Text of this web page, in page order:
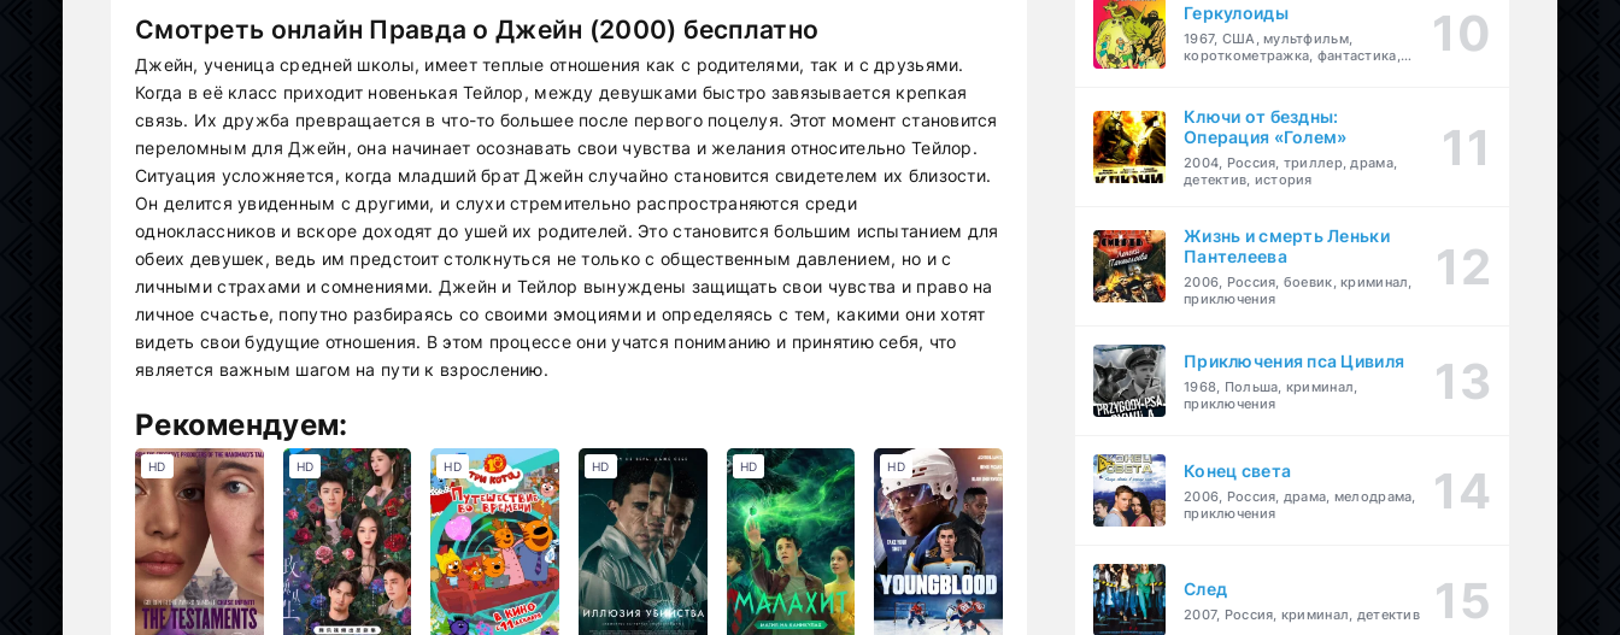
Смотреть онлайн Правда о Джейн (2000) бесплатно
Джейн, ученица средней школы, имеет теплые отношения как с родителями, так и с друзьями.
Когда в её класс приходит новенькая Тейлор, между девушками быстро завязывается крепкая
связь. Их дружба превращается в что-то большее после первого поцелуя. Этот момент становится
переломным для Джейн, она начинает осознавать свои чувства и желания относительно Тейлор.
Ситуация усложняется, когда младший брат Джейн случайно становится свидетелем их близости.
Он делится увиденным с другими, и слухи стремительно распространяются среди
одноклассников и вскоре доходят до ушей их родителей. Это становится большим испытанием для
обеих девушек, ведь им предстоит столкнуться не только с общественным давлением, но и с
личными страхами и сомнениями. Джейн и Тейлор вынуждены защищать свои чувства и право на
личное счастье, попутно разбираясь со своими эмоциями и определяясь с тем, какими они хотят
видеть свои будущие отношения. В этом процессе они учатся пониманию и принятию себя, что
является важным шагом на пути к взрослению.
Рекомендуем:
HD HD HD HD HD HD
Геркулоиды
1967, США, мультфильм,
короткометражка, фантастика,
Ключи от бездны:
Операция «Голем»
2004, Россия, триллер, драма,
детектив, история
Жизнь и смерть Леньки
Пантелеева
2006, Россия, боевик, криминал,
приключения
Приключения пса Цивиля
1968, Польша, криминал,
приключения
Конец света
2006, Россия, драма, мелодрама,
приключения
След
2007, Россия, криминал, детектив